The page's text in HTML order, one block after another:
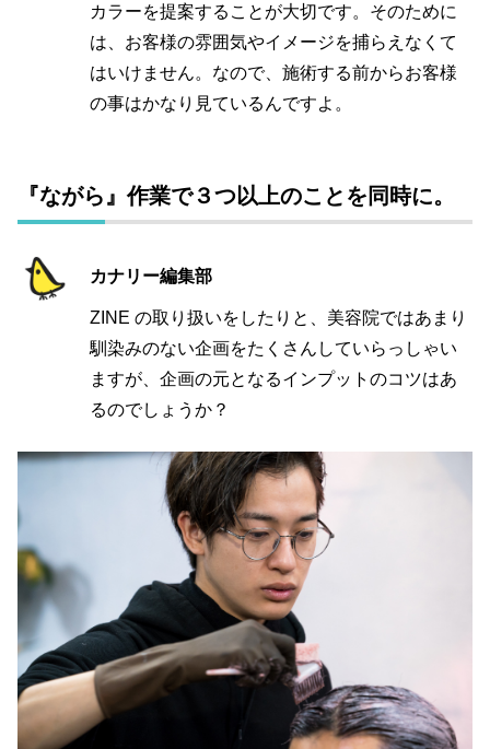
カラーを提案することが大切です。そのために
は、お客様の雰囲気やイメージを捕らえなくて
はいけません。なので、施術する前からお客様
の事はかなり見ているんですよ。
『ながら』作業で３つ以上のことを同時に。
カナリー編集部
ZINE の取り扱いをしたりと、美容院ではあまり
馴染みのない企画をたくさんしていらっしゃい
ますが、企画の元となるインプットのコツはあ
るのでしょうか？